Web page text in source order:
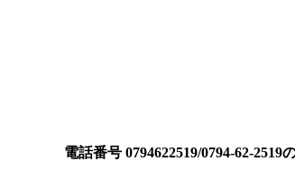
電話番号 0794622519/0794-62-2519